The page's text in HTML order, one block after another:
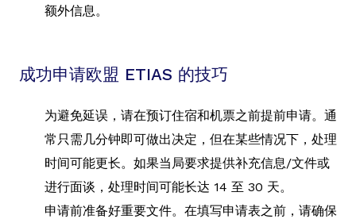
额外信息。
成功申请欧盟 ETIAS 的技巧
为避免延误，请在预订住宿和机票之前提前申请。通
常只需几分钟即可做出决定，但在某些情况下，处理
时间可能更长。如果当局要求提供补充信息/文件或
进行面谈，处理时间可能长达 14 至 30 天。
申请前准备好重要文件。在填写申请表之前，请确保